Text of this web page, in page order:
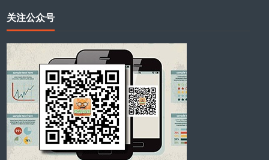
关注公众号